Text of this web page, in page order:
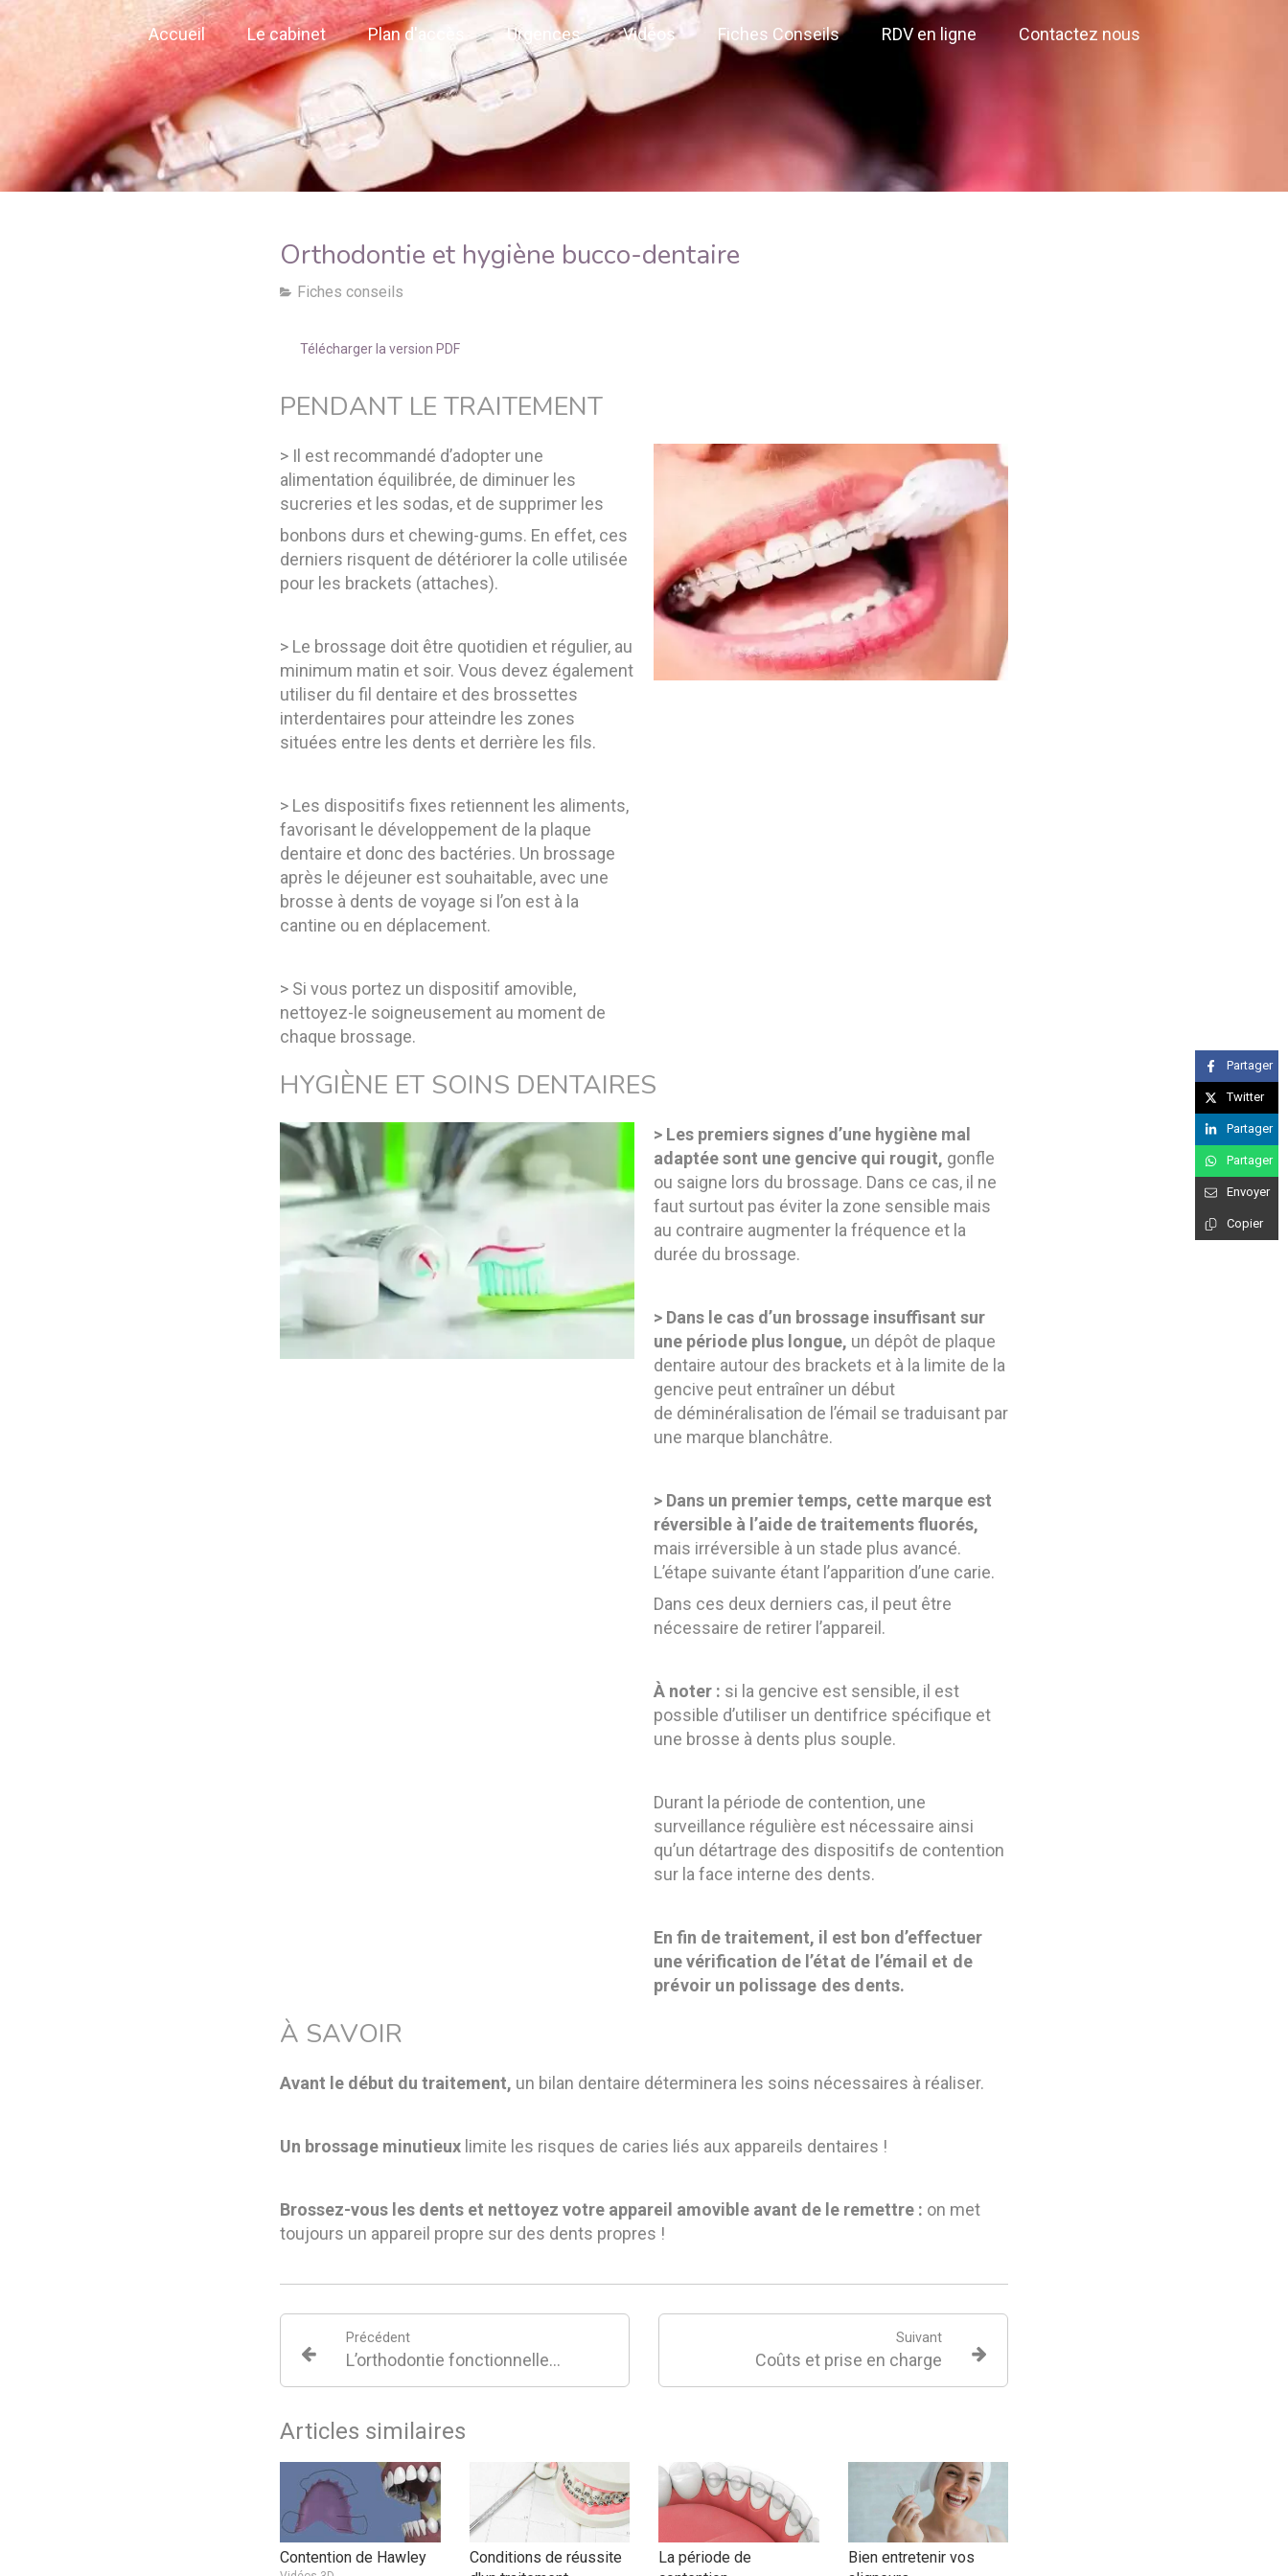
Accueil Le cabinet Plan d'accès Urgences Vidéos Fiches Conseils RDV en ligne Contactez nous
Orthodontie et hygiène bucco-dentaire
Fiches conseils
Télécharger la version PDF
PENDANT LE TRAITEMENT
> Il est recommandé d’adopter une
alimentation équilibrée, de diminuer les
sucreries et les sodas, et de supprimer les
bonbons durs et chewing-gums. En effet, ces
derniers risquent de détériorer la colle utilisée
pour les brackets (attaches).
> Le brossage doit être quotidien et régulier, au
minimum matin et soir. Vous devez également
utiliser du fil dentaire et des brossettes
interdentaires pour atteindre les zones
situées entre les dents et derrière les fils.
> Les dispositifs fixes retiennent les aliments,
favorisant le développement de la plaque
dentaire et donc des bactéries. Un brossage
après le déjeuner est souhaitable, avec une
brosse à dents de voyage si l’on est à la
cantine ou en déplacement.
> Si vous portez un dispositif amovible,
nettoyez-le soigneusement au moment de
chaque brossage.
HYGIÈNE ET SOINS DENTAIRES
> Les premiers signes d’une hygiène mal
adaptée sont une gencive qui rougit, gonfle
ou saigne lors du brossage. Dans ce cas, il ne
faut surtout pas éviter la zone sensible mais
au contraire augmenter la fréquence et la
durée du brossage.
> Dans le cas d’un brossage insuffisant sur
une période plus longue, un dépôt de plaque
dentaire autour des brackets et à la limite de la
gencive peut entraîner un début
de déminéralisation de l’émail se traduisant par
une marque blanchâtre.
> Dans un premier temps, cette marque est
réversible à l’aide de traitements fluorés,
mais irréversible à un stade plus avancé.
L’étape suivante étant l’apparition d’une carie.
Dans ces deux derniers cas, il peut être
nécessaire de retirer l’appareil.
À noter : si la gencive est sensible, il est
possible d’utiliser un dentifrice spécifique et
une brosse à dents plus souple.
Durant la période de contention, une
surveillance régulière est nécessaire ainsi
qu’un détartrage des dispositifs de contention
sur la face interne des dents.
En fin de traitement, il est bon d’effectuer
une vérification de l ’état de l’émail et de
prévoir un polissage des dents.
À SAVOIR
Avant le début du traitement, un bilan dentaire déterminera les soins nécessaires à réaliser.
Un brossage minutieux limite les risques de caries liés aux appareils dentaires !
Brossez-vous les dents et nettoyez votre appareil amovible avant de le remettre : on met
toujours un appareil propre sur des dents propres !
Précédent
L’orthodontie fonctionnelle présentation
Suivant
Coûts et prise en charge
Articles similaires
Contention de Hawley
Conditions de réussite
La période de
Bien entretenir vos
Partager
Twitter
Partager
Partager
Envoyer
Copier